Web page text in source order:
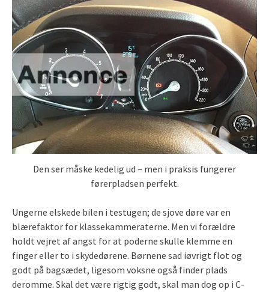
Den ser måske kedelig ud – men i praksis fungerer
førerpladsen perfekt.
Ungerne elskede bilen i testugen; de sjove døre var en
blærefaktor for klassekammeraterne. Men vi forældre
holdt vejret af angst for at poderne skulle klemme en
finger eller to i skydedørene. Børnene sad iøvrigt flot og
godt på bagsædet, ligesom voksne også finder plads
deromme. Skal det være rigtig godt, skal man dog op i C-